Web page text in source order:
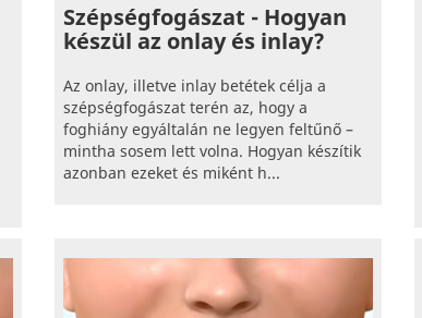
Szépségfogászat - Hogyan
készül az onlay és inlay?
Az onlay, illetve inlay betétek célja a
szépségfogászat terén az, hogy a
foghiány egyáltalán ne legyen feltűnő –
mintha sosem lett volna. Hogyan készítik
azonban ezeket és miként h...